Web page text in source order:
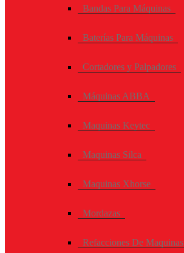
Bandas Para Máquinas
Baterías Para Máquinas
Cortadores y Palpadores
Máquinas ABBA
Maquinas Keytec
Maquinas Silca
Maquinas Xhorse
Mordazas
Refacciones De Maquinas